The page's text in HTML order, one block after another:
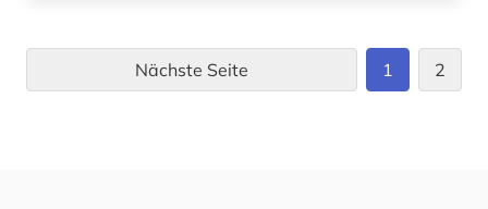
Nächste Seite 1 2